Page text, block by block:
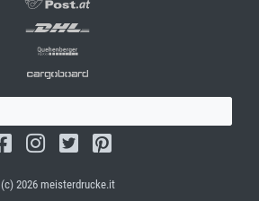
(c) 2026 meisterdrucke.it